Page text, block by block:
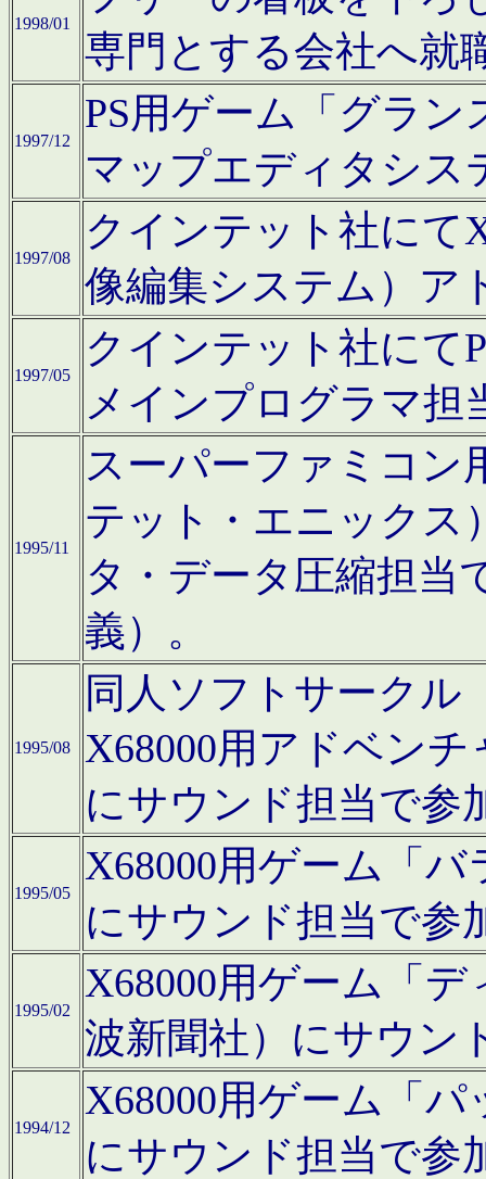
1998/01
専門とする会社へ就
1997/12
PS用ゲーム「グラン
マップエディタシス
1997/08
クインテット社にて
像編集システム）ア
1997/05
クインテット社にて
メインプログラマ担
1995/11
スーパーファミコン
テット・エニックス
タ・データ圧縮担当
義）。
1995/08
同人ソフトサークル
X68000用アドベン
にサウンド担当で参
1995/05
X68000用ゲーム「
にサウンド担当で参
1995/02
X68000用ゲーム「
波新聞社）にサウン
1994/12
X68000用ゲーム「
にサウンド担当で参